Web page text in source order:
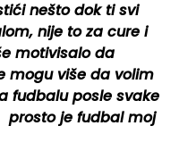
nešto dok ti svi
nije to za cure i
motivisalo da
mogu više da volim
fudbalu posle svake
prosto je fudbal moj